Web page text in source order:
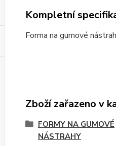
Kompletní
Forma na gumové
Zboží zařazeno v
FORMY NA GUMOVÉ
NÁSTRAHY